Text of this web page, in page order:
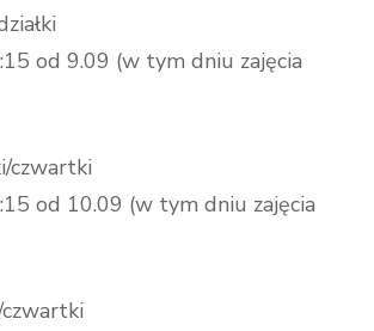
od 9.09 (w tym dniu zajęcia
czwartki
od 10.09 (w tym dniu zajęcia